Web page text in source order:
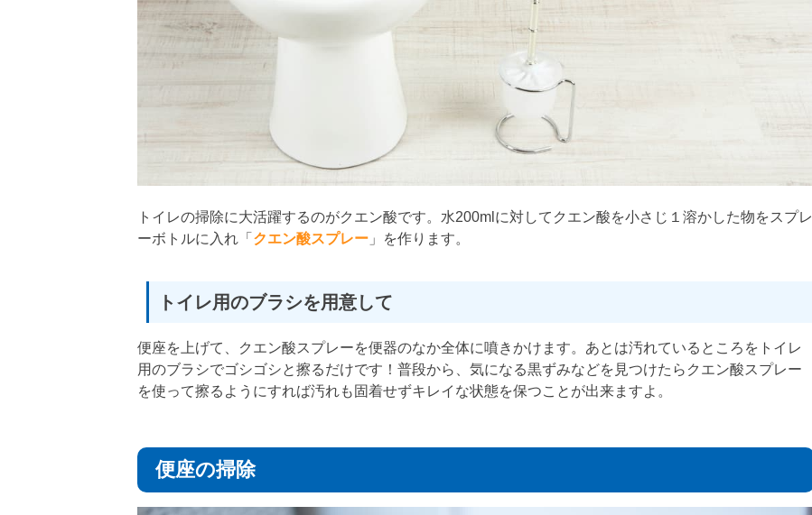
トイレの掃除に大活躍するのがクエン酸です。水200mlに対してクエン酸を小さじ１溶かした物をスプレ
ーボトルに入れ「 クエン酸スプレー 」を作ります。
トイレ用のブラシを用意して
便座を上げて、クエン酸スプレーを便器のなか全体に噴きかけます。あとは汚れているところをトイレ
用のブラシでゴシゴシと擦るだけです！普段から、気になる黒ずみなどを見つけたらクエン酸スプレー
を使って擦るようにすれば汚れも固着せずキレイな状態を保つことが出来ますよ。
便座の掃除